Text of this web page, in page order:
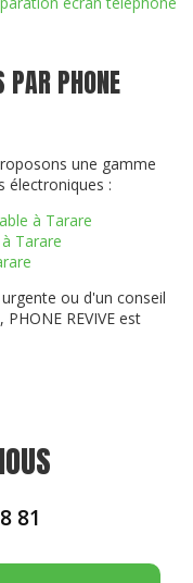
PAR PHONE
une gamme
électroniques :
à Tarare
Tarare
ou d'un conseil
REVIVE est
81